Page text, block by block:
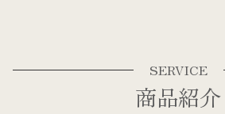
SERVICE
商品紹介